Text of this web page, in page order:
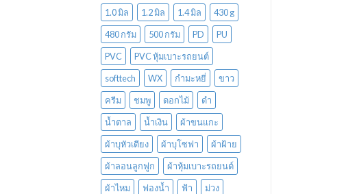
1.0 มิล
1.2 มิล 1.4 มิล
430 g
480 กรัม
500 กรัม PD
PU
PVC
PVC หุ้มเบาะรถยนต์
softtech
WX กำมะหยี่
ขาว
ครีม
ชมพู ดอกไม้
ดำ
น้ำตาล
น้ำเงิน
ผ้าขนแกะ
ผ้าบุหัวเตียง
ผ้าบุโซฟา
ผ้าฝ้าย
ผ้าลอนลูกฟูก
ผ้าหุ้มเบาะรถยนต์
ผ้าไหม
ฟองน้ำ ฟ้า
ม่วง